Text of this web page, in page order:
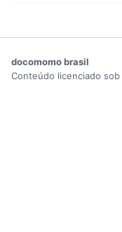
docomomo brasil
Conteúdo licenciado sob